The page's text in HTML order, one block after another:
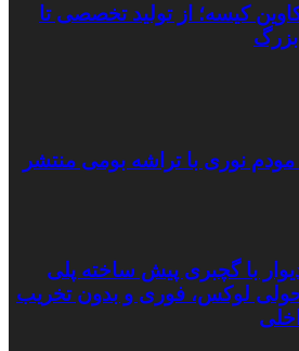
کیسه؛ از تولید تخصصی تا
بزرگ
نوری با تراشه بومی منتشر
با گچبری پیش ساخته پلی
لوکس، فوری و بدون تخریب